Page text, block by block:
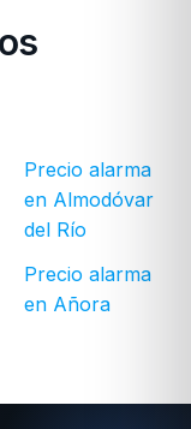
Precio alarma
en Almodóvar
del Río
Precio alarma
en Añora